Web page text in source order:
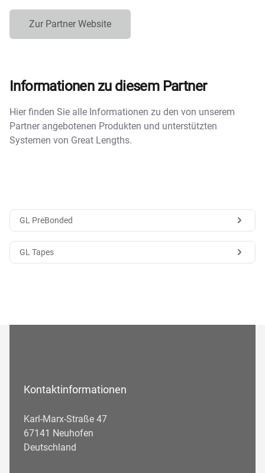
Zur Partner Website
Informationen zu diesem Partner
Hier finden Sie alle Informationen zu den von unserem
Partner angebotenen Produkten und unterstützten
Systemen von Great Lengths.
GL PreBonded
GL Tapes
Kontaktinformationen
Karl-Marx-Straße 47
67141 Neuhofen
Deutschland